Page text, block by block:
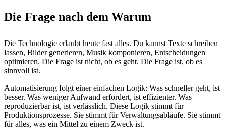
Die Frage nach dem Warum
Die Technologie erlaubt heute fast alles. Du kannst Texte schreiben
lassen, Bilder generieren, Musik komponieren, Entscheidungen
optimieren. Die Frage ist nicht, ob es geht. Die Frage ist, ob es
sinnvoll ist.
Automatisierung folgt einer einfachen Logik: Was schneller geht, ist
besser. Was weniger Aufwand erfordert, ist effizienter. Was
reproduzierbar ist, ist verlässlich. Diese Logik stimmt für
Produktionsprozesse. Sie stimmt für Verwaltungsabläufe. Sie stimmt
für alles, was ein Mittel zu einem Zweck ist.